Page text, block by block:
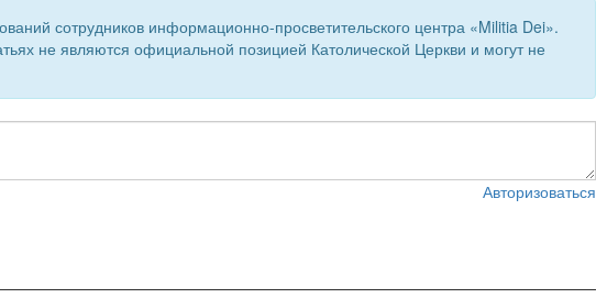
сотрудников информационно-просветительского центра «Militia Dei».
не являются официальной позицией Католической Церкви и могут не
Авторизоваться